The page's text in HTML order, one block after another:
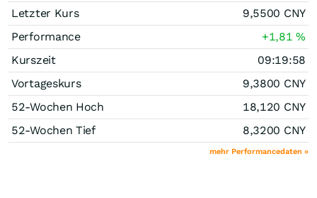
Letzter Kurs
9,5500 CNY
Performance
+1,81%
Kurszeit
09:19:58
Vortageskurs
9,3800 CNY
52-Wochen Hoch
18,120 CNY
52-Wochen Tief
8,3200 CNY
mehr Performancedaten »